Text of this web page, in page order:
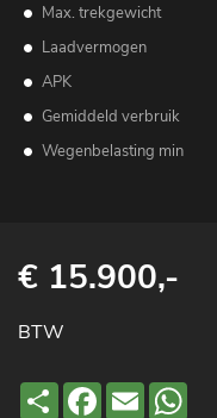
Max. trekgewicht
Laadvermogen
APK
Gemiddeld verbruik
Wegenbelasting min
€ 15.900,-
BTW
Deel Facebook
Email